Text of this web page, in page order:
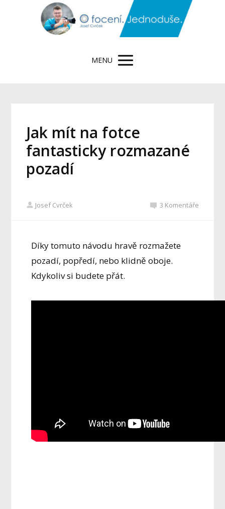
MENU
Jak mít na fotce
fantasticky rozmazané
pozadí
Josef Cvrček 3 Komentáře
Díky tomuto návodu hravě rozmažete
pozadí, popředí, nebo klidně oboje.
Kdykoliv si budete přát.